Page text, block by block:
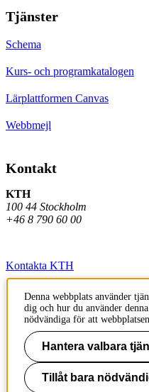
Tjänster
Schema
Kurs- och programkatalogen
Lärplattformen Canvas
Webbmejl
Kontakt
KTH
100 44 Stockholm
+46 8 790 60 00
Kontakta KTH
Jobba på KTH
Press och media
Faktura och betalning KTH
Om KTH:s webbplatser
Denna webbplats använder
dig och hur du använder
nödvändiga för att
Hantera valbara
Tillåt bara